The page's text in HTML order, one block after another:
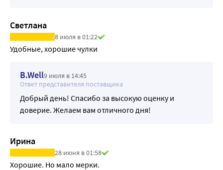
обеспечивают физиологическое давление на
поверхностные вены: на уровне лодыжек давление
соответствует максимальному уровню (22-32 мм рт.ст.), в
минимально. Регулярное ношение чулок создает
условия для перераспределения кровотока в более
глубокие вены, улучшения оттока крови снизу-вверх и
уменьшают риск тромбоэмболических осложнений.
Компрессионные изделия B.Well rehab проходят
проверку на медицинскую эффективность. Тест HATRA -
гарантия уровня и физиологического распределения
Светлана
8 июля в 01:22
Удобные, хорошие чулки
B.Well9 июля в 14:45
Ответ представителя поставщика
Добрый день! Спасибо за высокую оценку и
доверие. Желаем вам отличного дня!
Ирина
28 июня в 01:58
Хорошие. Но мало мерки.